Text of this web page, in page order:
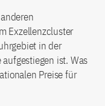
Exzellenzcluster
in der
ist. Was
Preise für